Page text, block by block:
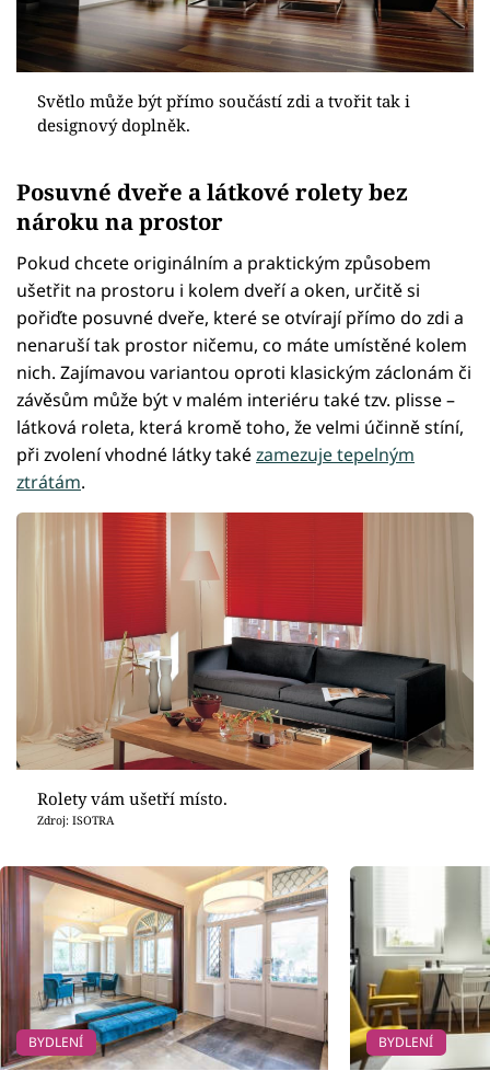
Světlo může být přímo součástí zdi a tvořit tak i
designový doplněk.
Posuvné dveře a látkové rolety bez
nároku na prostor
Pokud chcete originálním a praktickým způsobem
ušetřit na prostoru i kolem dveří a oken, určitě si
pořiďte posuvné dveře, které se otvírají přímo do zdi a
nenaruší tak prostor ničemu, co máte umístěné kolem
nich. Zajímavou variantou oproti klasickým záclonám či
závěsům může být v malém interiéru také tzv. plisse –
látková roleta, která kromě toho, že velmi účinně stíní,
při zvolení vhodné látky takézamezuje tepelným
ztrátám.
Rolety vám ušetří místo.
Zdroj: ISOTRA
BYDLENÍ BYDLENÍ